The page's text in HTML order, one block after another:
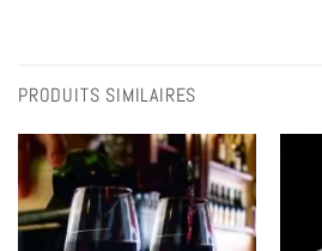
PRODUITS SIMILAIRES